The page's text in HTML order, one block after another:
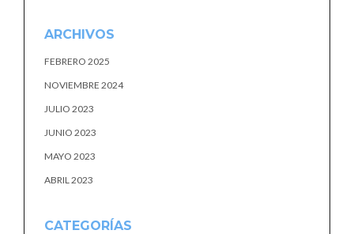
ARCHIVOS
FEBRERO 2025
NOVIEMBRE 2024
JULIO 2023
JUNIO 2023
MAYO 2023
ABRIL 2023
CATEGORÍAS